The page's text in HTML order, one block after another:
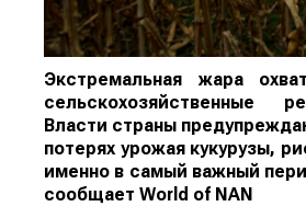
Экстремальная жара
сельскохозяйственные
Власти страны
потерях урожая кукурузы,
именно в самый важный
сообщает World of NAN